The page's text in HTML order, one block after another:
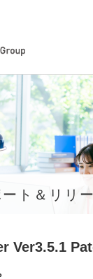
ト＆リリ
Ver3.5.1